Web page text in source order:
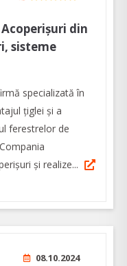
Acoperișuri din
sisteme
specializată în
țiglei și a
ferestrelor de
și realize...
08.10.2024